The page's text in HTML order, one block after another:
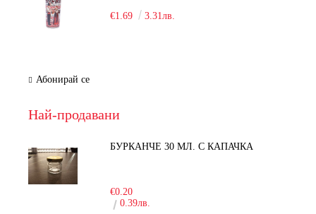
€1.69 3.31лв.
Абонирай се
Най-продавани
БУРКАНЧЕ 30 МЛ. С КАПАЧКА
€0.20
0.39лв.